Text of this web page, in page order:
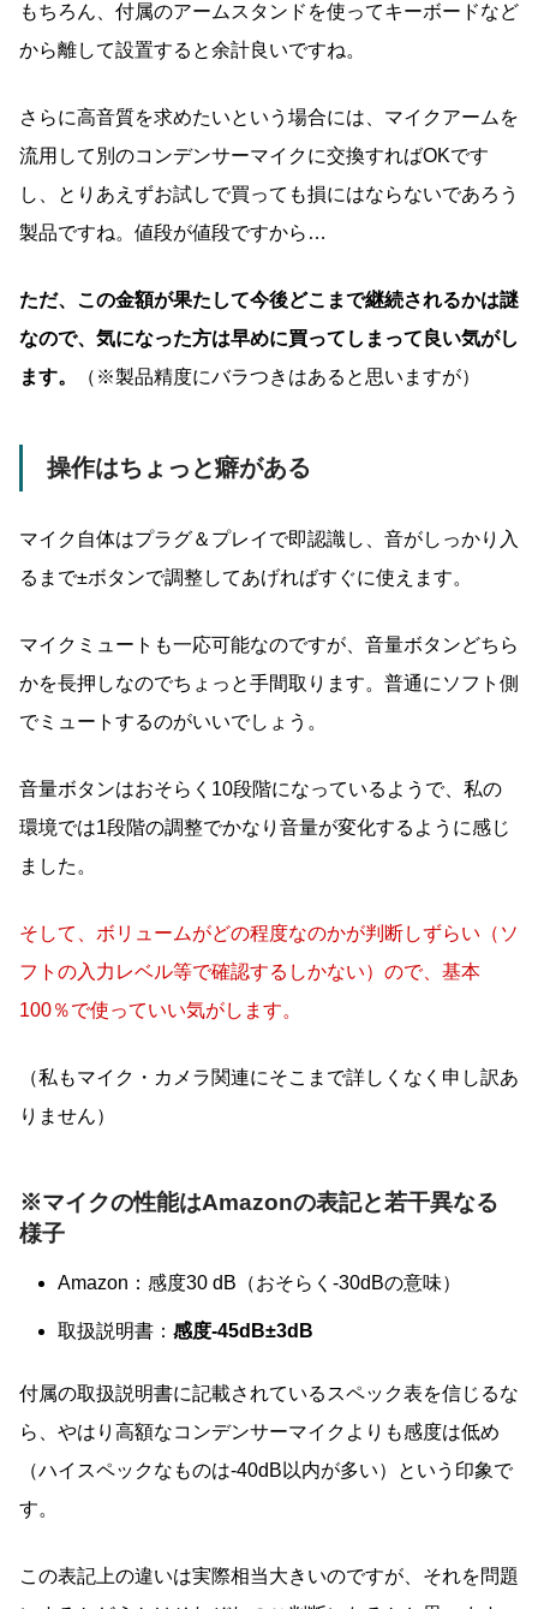
もちろん、付属のアームスタンドを使ってキーボードなど
から離して設置すると余計良いですね。
さらに高音質を求めたいという場合には、マイクアームを
流用して別のコンデンサーマイクに交換すればOKです
し、とりあえずお試しで買っても損にはならないであろう
製品ですね。値段が値段ですから…
ただ、この金額が果たして今後どこまで継続されるかは謎
なので、気になった方は早めに買ってしまって良い気がし
ます。
（※製品精度にバラつきはあると思いますが）
操作はちょっと癖がある
マイク自体はプラグ＆プレイで即認識し、音がしっかり入
るまで±ボタンで調整してあげればすぐに使えます。
マイクミュートも一応可能なのですが、音量ボタンどちら
かを長押しなのでちょっと手間取ります。普通にソフト側
でミュートするのがいいでしょう。
音量ボタンはおそらく10段階になっているようで、私の
環境では1段階の調整でかなり音量が変化するように感じ
ました。
そして、ボリュームがどの程度なのかが判断しずらい（ソ
フトの入力レベル等で確認するしかない）ので、基本
100％で使っていい気がします。
（私もマイク・カメラ関連にそこまで詳しくなく申し訳あ
りません）
※マイクの性能はAmazonの表記と若干異なる
様子
Amazon：感度‎30 dB（おそらく‐30dBの意味）
取扱説明書： 感度‐45dB±3dB
付属の取扱説明書に記載されているスペック表を信じるな
ら、やはり高額なコンデンサーマイクよりも感度は低め
（ハイスペックなものは‐40dB以内が多い）という印象で
す。
この表記上の違いは実際相当大きいのですが、それを問題